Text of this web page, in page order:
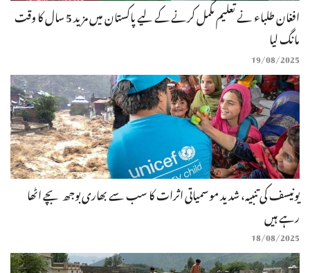
افغان طلباء نے تعلیم مکمل کرنے کے لیے پاکستان میں مزید 5 سال کا وقت
مانگ لیا
19/08/2025
یونیسف کی تنبیہ، شدید موسمیاتی اثرات کا سب سے بھاری بوجھ بچے اٹھا
رہے ہیں
18/08/2025